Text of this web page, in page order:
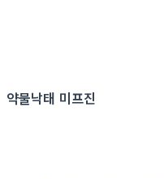
약물낙태 미프진